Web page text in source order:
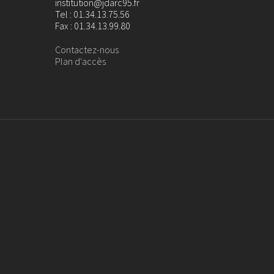
institution@jdarc95.fr
Tel : 01.34.13.75.56
Fax : 01.34.13.99.80
Contactez-nous
Plan d'accès